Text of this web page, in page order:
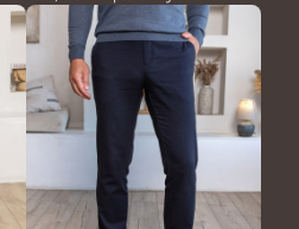
100%лён т.синие